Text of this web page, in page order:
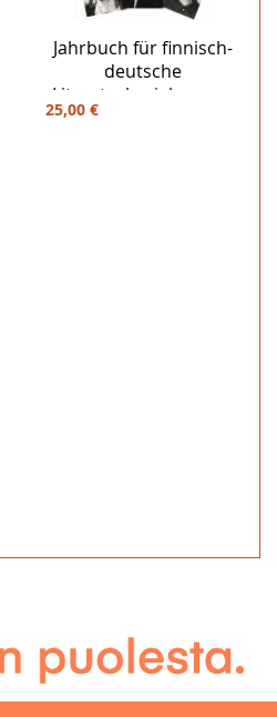
Jahrbuch für finnisch-
deutsche
Literaturbeziehungen
25,00 €